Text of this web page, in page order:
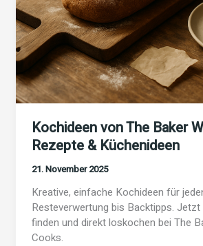
Kochideen von The Baker
Rezepte & Küchenideen
21. November 2025
Kreative, einfache Kochideen für
Resteverwertung bis Backtipps.
finden und direkt loskochen bei The
Cooks.